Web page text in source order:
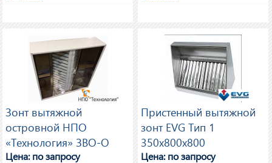
Зонт вытяжной
островной НПО
«Технология» ЗВО-О
Цена: по запросу
Пристенный вытяжной
зонт EVG Тип 1
350х800х800
Цена: по запросу